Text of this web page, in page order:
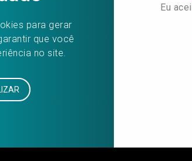
e Esporte, Organização
aprovadas foram
Thainá Santos e